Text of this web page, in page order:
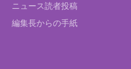
ニュース読者投稿
編集長からの手紙